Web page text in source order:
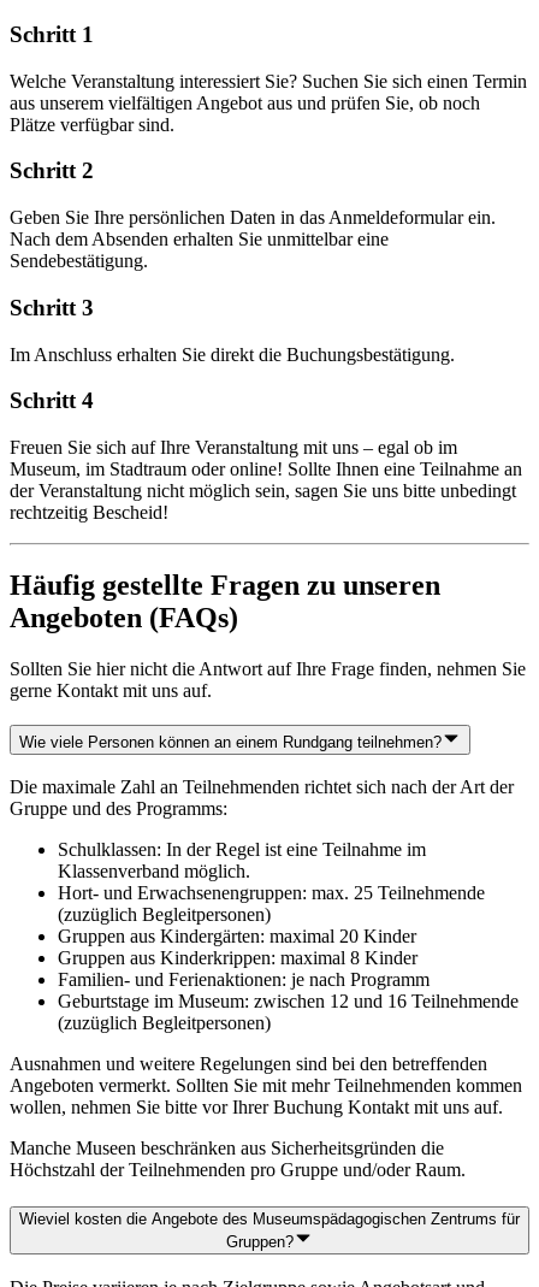
Schritt 1
Welche Veranstaltung interessiert Sie? Suchen Sie sich einen Termin
aus unserem vielfältigen Angebot aus und prüfen Sie, ob noch
Plätze verfügbar sind.
Schritt 2
Geben Sie Ihre persönlichen Daten in das Anmeldeformular ein.
Nach dem Absenden erhalten Sie unmittelbar eine
Sendebestätigung.
Schritt 3
Im Anschluss erhalten Sie direkt die Buchungsbestätigung.
Schritt 4
Freuen Sie sich auf Ihre Veranstaltung mit uns – egal ob im
Museum, im Stadtraum oder online! Sollte Ihnen eine Teilnahme an
der Veranstaltung nicht möglich sein, sagen Sie uns bitte unbedingt
rechtzeitig Bescheid!
Häufig gestellte Fragen zu unseren
Angeboten (FAQs)
Sollten Sie hier nicht die Antwort auf Ihre Frage finden, nehmen Sie
gerne Kontakt mit uns auf.
Wie viele Personen können an einem Rundgang teilnehmen?
Die maximale Zahl an Teilnehmenden richtet sich nach der Art der
Gruppe und des Programms:
Schulklassen: In der Regel ist eine Teilnahme im
Klassenverband möglich.
Hort- und Erwachsenengruppen: max. 25 Teilnehmende
(zuzüglich Begleitpersonen)
Gruppen aus Kindergärten: maximal 20 Kinder
Gruppen aus Kinderkrippen: maximal 8 Kinder
Familien- und Ferienaktionen: je nach Programm
Geburtstage im Museum: zwischen 12 und 16 Teilnehmende
(zuzüglich Begleitpersonen)
Ausnahmen und weitere Regelungen sind bei den betreffenden
Angeboten vermerkt. Sollten Sie mit mehr Teilnehmenden kommen
wollen, nehmen Sie bitte vor Ihrer Buchung Kontakt mit uns auf.
Manche Museen beschränken aus Sicherheitsgründen die
Höchstzahl der Teilnehmenden pro Gruppe und/oder Raum.
Wieviel kosten die Angebote des Museumspädagogischen Zentrums für
Gruppen?